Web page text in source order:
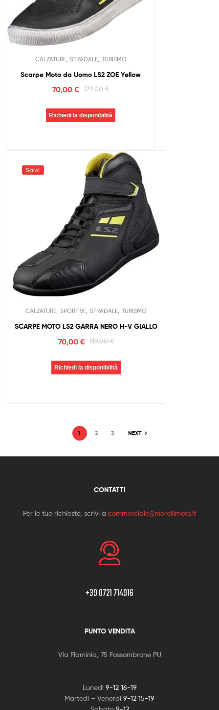
CALZATURE, STRADALE, TURISMO
Scarpe Moto da Uomo LS2 ZOE Yellow
129,00€
70,00 €
Richiedi la disponibilità
Sale!
CALZATURE SPORTIVE STRADALE TURISMO
SCARPE MOTO LS2 GARRA NERO H-V GIALLO
119,00€
70,00 €
Richiedi la disponibilità
1 2 3 NEXT
CONTATTI
Per le tue richieste, scrivi a commerciale@morellimoto.it
+39 0721 714916
PUNTO VENDITA
Via Flaminia, 75 Fossombrone PU
Lunedì 9-12 16-19
Martedì – Venerdì 9-12 15-19